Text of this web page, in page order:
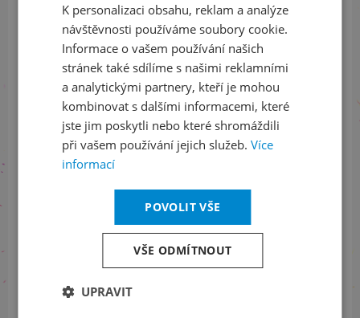
ODEBÍRAT NEWSLETTER
Sledujte nás na sociálních sítích
LinkedIn
flickr
Informace o stavu objednávek
+420 461 049 232
ENGLISH
K personalizaci obsahu, reklam a analýze
návštěvnosti používáme soubory cookie.
Informace o vašem používání našich
stránek také sdílíme s našimi reklamními
a analytickými partnery, kteří je mohou
kombinovat s dalšími informacemi, které
jste jim poskytli nebo které shromáždili
při vašem používání jejich služeb. Více
informací
POVOLIT VŠE
VŠE ODMÍTNOUT
UPRAVIT